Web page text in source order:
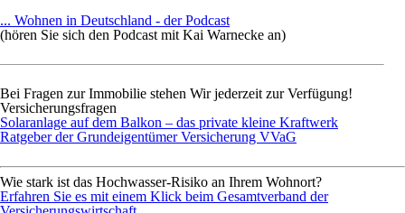
... Wohnen in Deutschland - der Podcast
(hören Sie sich den Podcast mit Kai Warnecke an)
Bei Fragen zur Immobilie stehen Wir jederzeit zur Verfügung!
Versicherungsfragen
Solaranlage auf dem Balkon – das private kleine Kraftwerk
Ratgeber der Grundeigentümer Versicherung VVaG
Wie stark ist das Hochwasser-Risiko an Ihrem Wohnort?
Erfahren Sie es mit einem Klick beim Gesamtverband der